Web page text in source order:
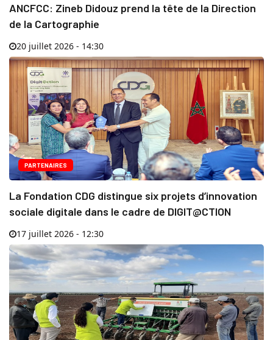
ANCFCC: Zineb Didouz prend la tête de la Direction
de la Cartographie
20 juillet 2026 - 14:30
PARTENAIRES
La Fondation CDG distingue six projets d’innovation
sociale digitale dans le cadre de DIGIT@CTION
17 juillet 2026 - 12:30